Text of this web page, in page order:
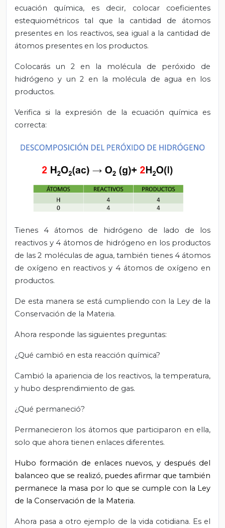
ecuación química, es decir, colocar coeficientes
estequiométricos tal que la cantidad de átomos
presentes en los reactivos, sea igual a la cantidad de
átomos presentes en los productos.
Colocarás un 2 en la molécula de peróxido de
hidrógeno y un 2 en la molécula de agua en los
productos.
Verifica si la expresión de la ecuación química es
correcta:
Tienes 4 átomos de hidrógeno de lado de los
reactivos y 4 átomos de hidrógeno en los productos
de las 2 moléculas de agua, también tienes 4 átomos
de oxígeno en reactivos y 4 átomos de oxígeno en
productos.
De esta manera se está cumpliendo con la Ley de la
Conservación de la Materia.
Ahora responde las siguientes preguntas:
¿Qué cambió en esta reacción química?
Cambió la apariencia de los reactivos, la temperatura,
y hubo desprendimiento de gas.
¿Qué permaneció?
Permanecieron los átomos que participaron en ella,
solo que ahora tienen enlaces diferentes.
Hubo formación de enlaces nuevos, y después del
balanceo que se realizó, puedes afirmar que también
permanece la masa por lo que se cumple con la Ley
de la Conservación de la Materia.
Ahora pasa a otro ejemplo de la vida cotidiana. Es el